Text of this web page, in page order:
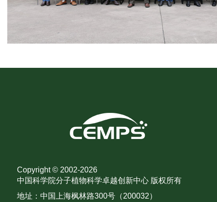
Copyright © 2002-2026
中国科学院分子植物科学卓越创新中心 版权所有
地址：中国上海枫林路300号（200032）